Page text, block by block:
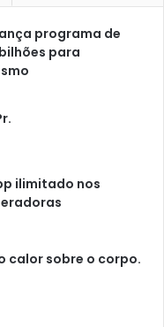
programa de
para
ilimitado nos
calor sobre o corpo.